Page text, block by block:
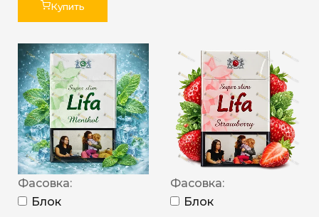
Купить
Фасовка:
Блок
Фасовка:
Блок